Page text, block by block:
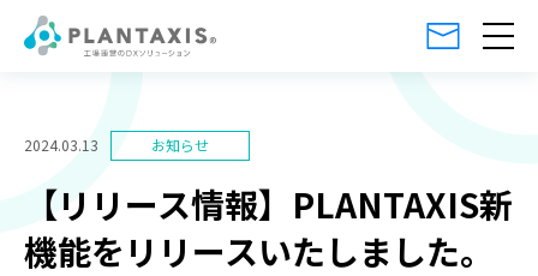
2024.03.13
【リリース情報】PLANTAXIS新
機能をリリースいたしました。